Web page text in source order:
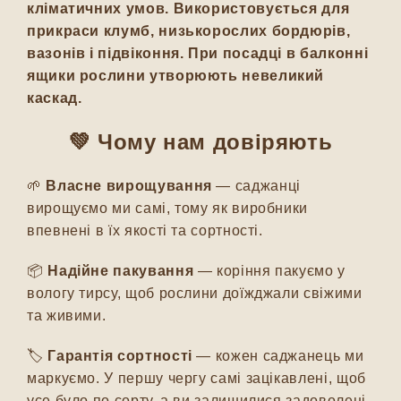
кліматичних умов. Використовується для
прикраси клумб, низькорослих бордюрів,
вазонів і підвіконня. При посадці в балконні
ящики рослини утворюють невеликий
каскад.
💚 Чому нам довіряють
🌱 Власне вирощування — саджанці
вирощуємо ми самі, тому як виробники
впевнені в їх якості та сортності.
📦 Надійне пакування — коріння пакуємо у
вологу тирсу, щоб рослини доїжджали свіжими
та живими.
🏷️ Гарантія сортності — кожен саджанець ми
маркуємо. У першу чергу самі зацікавлені, щоб